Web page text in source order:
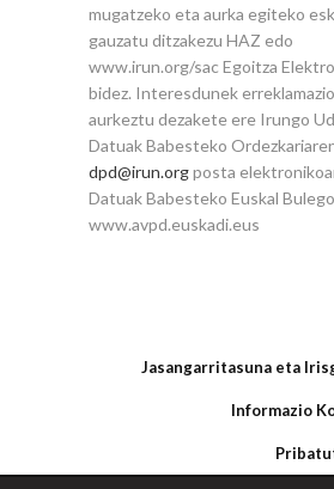
mugatzeko eta aurka egiteko
gauzatu ditzakezu HAZ edo
www.irun.org/sac Egoitza
bidez. Interesdunek
aurkeztu dezakete ere Irungo
Datuak Babesteko
dpd@irun.orgposta
Datuak Babesteko Euskal
www.avpd.euskadi.eus
Jasangarritasuna eta
Informazio